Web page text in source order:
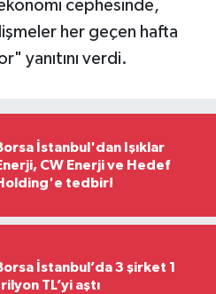
ekonomi cephesinde,
her geçen hafta
yanıtını verdi.
İstanbul'dan Işıklar
CW Enerji ve Hedef
tedbir!
İstanbul’da 3 şirket 1
TL’yi aştı